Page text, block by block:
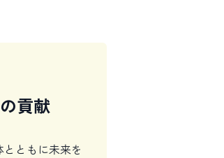
貢献
ともに未来を